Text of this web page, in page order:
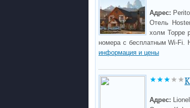
Адрес:
Отель
холм Торре
номера с бесплатным Wi-Fi.
информация и цены
Адрес: